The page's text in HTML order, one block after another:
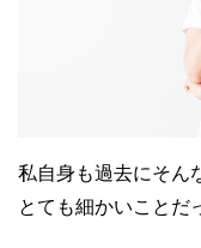
私自身も過去にそん
とても細かいことだ